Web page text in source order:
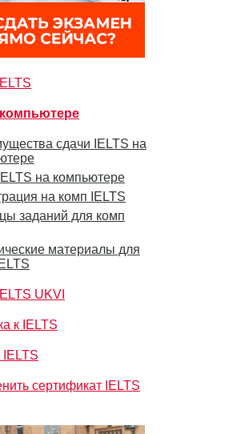
компьютере
сдачи IELTS на
на компьютере
на комп IELTS
заданий для комп
материалы для
UKVI
к IELTS
IELTS
сертификат IELTS